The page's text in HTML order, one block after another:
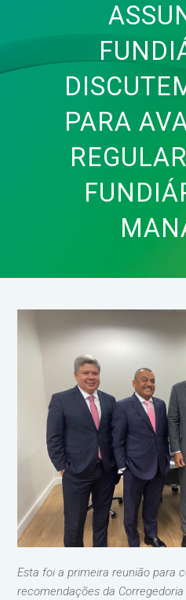
PARA
Esta foi a primeira reunião para
recomendações da